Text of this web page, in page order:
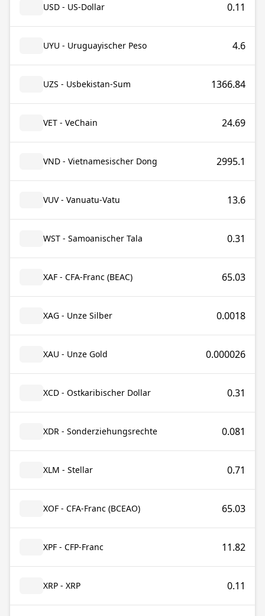
USD - US-Dollar 0.11
UYU - Uruguayischer Peso 4.6
UZS - Usbekistan-Sum 1366.84
VET - VeChain 24.69
VND - Vietnamesischer Dong 2995.1
VUV - Vanuatu-Vatu 13.6
WST - Samoanischer Tala 0.31
XAF - CFA-Franc (BEAC) 65.03
XAG - Unze Silber 0.0018
XAU - Unze Gold 0.000026
XCD - Ostkaribischer Dollar 0.31
XDR - Sonderziehungsrechte 0.081
XLM - Stellar 0.71
XOF - CFA-Franc (BCEAO) 65.03
XPF - CFP-Franc 11.82
XRP - XRP 0.11